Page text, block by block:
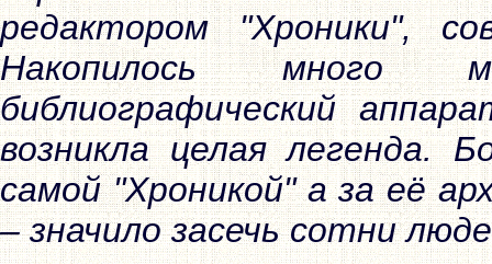
редактором "Хроники",
Накопилось много
библиографический
возникла целая легенда.
самой "Хроникой" а за её
– значило засечь сотни